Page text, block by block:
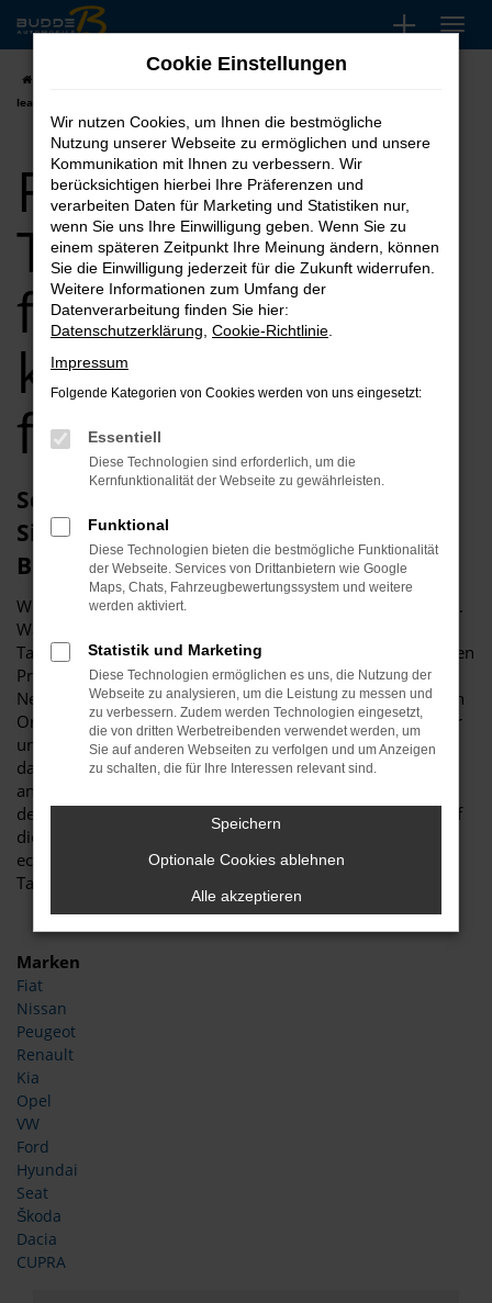
Zum
Hauptinhalt
springen
Fiat Tageszulassung für Bremen kaufen,
leasen, finanzieren
Fiat
Tageszulassung
für Bremen
kaufen, leasen,
finanzieren
Schnäppchenstimmung? Dann sichern
Sie sich eine Fiat Tageszulassung für
Bremen
Wir bei Budde Automobile sind stets in Schnäppchenlaune.
Was das bedeutet? Ganz einfach, dass Sie bei uns eine Fiat
Tageszulassung für Bremen zum rekordverdächtig günstigen
Preis erhalten. Möglich wird dies, indem ein klassischer
Neuwagen für einen Tag in Bremen oder an einem anderen
Ort zugelassen wird. Die Zulassung erfolgt auf den Händler
und ist natürlich nur „pro forma“. Erreicht wird dadurch,
dass eine Fiat Tageszulassung zu einem günstigeren Preis
angeboten werden kann, ohne dass es zu Problemen mit
den Herstellern kommt. Ihre Mobilität in Bremen bleibt auf
diese Weise so hochwertig und bequem, wie in einem
echten Neuwagen und selbstverständlich wurde Ihre Fiat
Tageszulassung noch keinen Kilometer gefahren.
Marken
Fiat
Nissan
Peugeot
Renault
Kia
Opel
VW
Ford
Hyundai
Seat
Škoda
Dacia
CUPRA
Cookie Einstellungen
Wir nutzen Cookies, um Ihnen die bestmögliche
Nutzung unserer Webseite zu ermöglichen und unsere
Kommunikation mit Ihnen zu verbessern. Wir
berücksichtigen hierbei Ihre Präferenzen und
verarbeiten Daten für Marketing und Statistiken nur,
wenn Sie uns Ihre Einwilligung geben. Wenn Sie zu
einem späteren Zeitpunkt Ihre Meinung ändern, können
Sie die Einwilligung jederzeit für die Zukunft widerrufen.
Weitere Informationen zum Umfang der
Datenverarbeitung finden Sie hier:
Datenschutzerklärung Cookie-Richtlinie
Impressum
Folgende Kategorien von Cookies werden von uns eingesetzt:
Essentiell
Diese Technologien sind erforderlich, um die
Kernfunktionalität der Webseite zu gewährleisten.
Funktional
Diese Technologien bieten die bestmögliche Funktionalität
der Webseite. Services von Drittanbietern wie Google
Maps, Chats, Fahrzeugbewertungssystem und weitere
werden aktiviert.
Statistik und Marketing
Diese Technologien ermöglichen es uns, die Nutzung der
Webseite zu analysieren, um die Leistung zu messen und
zu verbessern. Zudem werden Technologien eingesetzt,
die von dritten Werbetreibenden verwendet werden, um
Sie auf anderen Webseiten zu verfolgen und um Anzeigen
zu schalten, die für Ihre Interessen relevant sind.
Speichern
Optionale Cookies ablehnen
Alle akzeptieren